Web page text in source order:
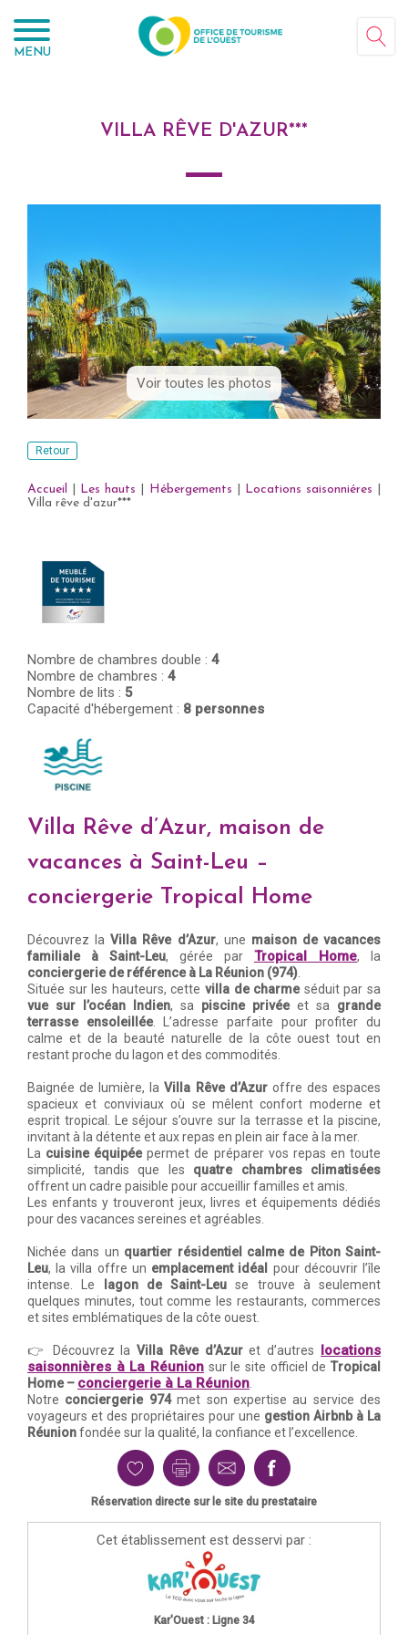
MENU
VILLA RÊVE D'AZUR***
Voir toutes les photos
Retour
Accueil Les hauts Hébergements Locations saisonniéres
Villa rêve d'azur***
Nombre de chambres double : 4
Nombre de chambres : 4
Nombre de lits : 5
Capacité d'hébergement : 8 personnes
Villa Rêve d’Azur, maison de
vacances à Saint-Leu –
conciergerie Tropical Home
Découvrez laVilla Rêve d’Azur, une maison de vacances
familiale à Saint-Leu, gérée par Tropical Home, la
conciergerie de référence à La Réunion (974)
Située sur les hauteurs, cette villa de charmeséduit par sa
vue sur l’océan Indien, sa piscine privéeet sa grande
terrasse ensoleillée. L’adresse parfaite pour profiter du
calme et de la beauté naturelle de la côte ouest tout en
restant proche du lagon et des commodités.
Baignée de lumière, laVilla Rêve d’Azuroffre des espaces
spacieux et conviviaux où se mêlent confort moderne et
esprit tropical. Le séjour s’ouvre sur la terrasse et la piscine,
invitant à la détente et aux repas en plein air face à la mer.
La cuisine équipéepermet de préparer vos repas en toute
simplicité, tandis que les quatre chambres climatisées
offrent un cadre paisible pour accueillir familles et amis.
Les enfants y trouveront jeux, livres et équipements dédiés
pour des vacances sereines et agréables.
Nichée dans un quartier résidentiel calme de Piton Saint-
Leu, la villa offre un emplacement idéal
pour découvrir l’île
intense. Le
lagon de Saint-Leu se trouve à seulement
quelques minutes, tout comme les restaurants, commerces
et sites emblématiques de la côte ouest.
👉 Découvrez laVilla Rêve d’Azuret d’autres locations
saisonnières à La Réunion sur le site officiel de Tropical
Home – conciergerie à La Réunion
Notre conciergerie 974met son expertise au service des
voyageurs et des propriétaires pour une gestion Airbnb à La
Réunionfondée sur la qualité, la confiance et l’excellence.
Réservation directe sur le site du prestataire
Cet établissement est desservi par :
Kar'Ouest : Ligne 34